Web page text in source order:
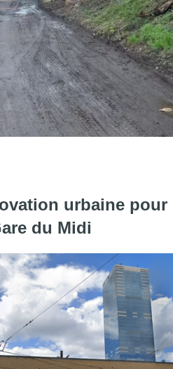
"Anderlecht : après 70 ans
urbaine pour
du Midi